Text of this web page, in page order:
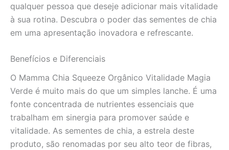
qualquer pessoa que deseje adicionar mais vitalidade
à sua rotina. Descubra o poder das sementes de chia
em uma apresentação inovadora e refrescante.
Benefícios e Diferenciais
O Mamma Chia Squeeze Orgânico Vitalidade Magia
Verde é muito mais do que um simples lanche. É uma
fonte concentrada de nutrientes essenciais que
trabalham em sinergia para promover saúde e
vitalidade. As sementes de chia, a estrela deste
produto, são renomadas por seu alto teor de fibras,